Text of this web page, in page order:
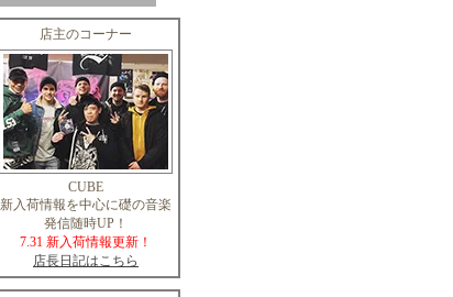
店主のコーナー
CUBE
新入荷情報を中心に礎の音楽
発信随時UP！
7.31 新入荷情報更新！
店長日記はこちら